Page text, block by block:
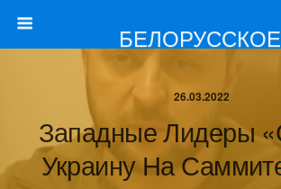
26.03.2022
Западные Лидеры
Украину На